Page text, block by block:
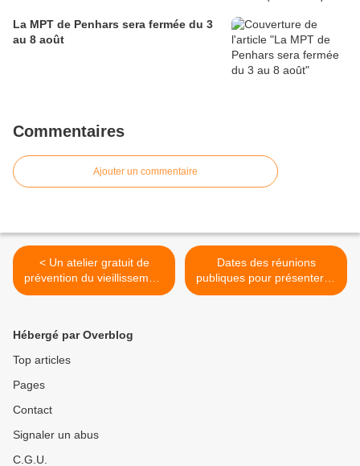
La MPT de Penhars sera fermée du 3
au 8 août
Commentaires
Ajouter un commentaire
< Un atelier gratuit de
prévention du vieillissement
au centre des Abeilles
Dates des réunions
publiques pour présenter la
Mutuelle communale
Hébergé par Overblog
Top articles
Pages
Contact
Signaler un abus
C.G.U.